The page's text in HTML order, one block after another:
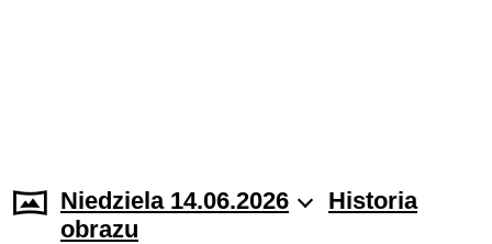
Niedziela 14.06.2026
Historia
obrazu